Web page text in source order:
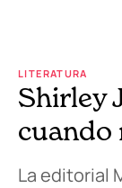
LITERATURA
Shirley
cuando
La editorial